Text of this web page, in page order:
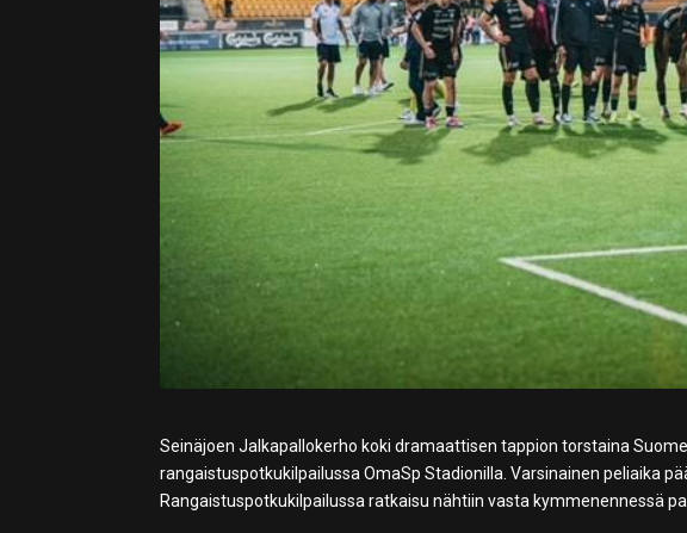
Seinäjoen Jalkapallokerho koki dramaattisen tappion torstaina
rangaistuspotkukilpailussa OmaSp Stadionilla. Varsinainen peliaika
Rangaistuspotkukilpailussa ratkaisu nähtiin vasta kymmenennessä